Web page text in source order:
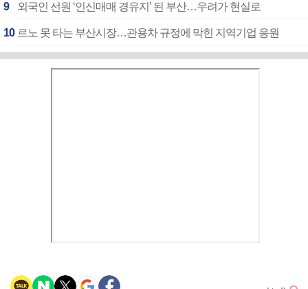
9 외국인 선원 ‘인신매매 경유지’ 된 부산…우려가 현실로
10 르노 못 타는 부산시장…관용차 규정에 막힌 지역기업 응원